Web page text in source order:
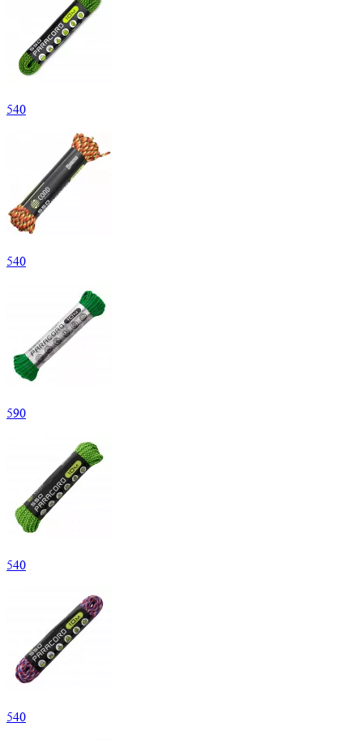
540
540
590
540
540